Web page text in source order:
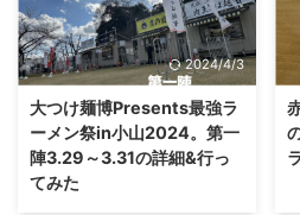
2024/4/3
大つけ麺博Presents最強ラ
ーメン祭in小山2024。第一
陣3.29～3.31の詳細&行っ
てみた